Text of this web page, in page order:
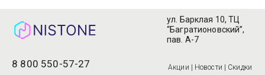
8 800 550-57-27
ул. Барклая 10, ТЦ
“Багратионовский”,
пав. А-7
Акции | Новости | Скидки